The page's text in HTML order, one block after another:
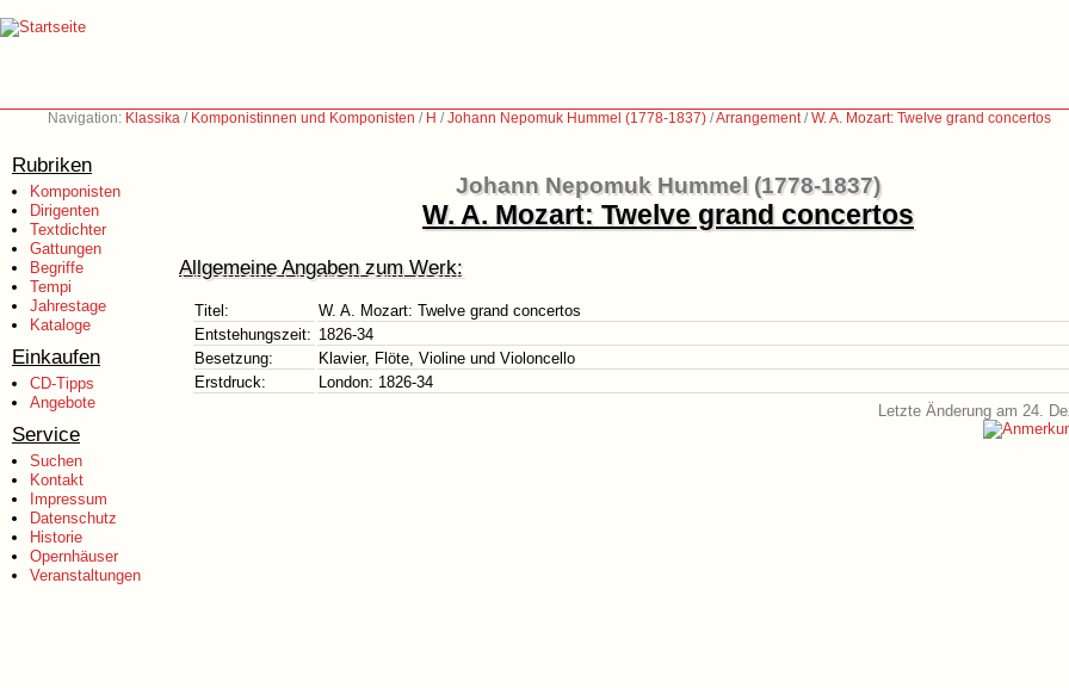
Navigation: Klassika / Komponistinnen und Komponisten / H /Johann Nepomuk Hummel (1778-1837) /Arrangement/W. A. Mozart: Twelve grand concertos
Rubriken
Komponisten
Dirigenten
Textdichter
Gattungen
Begriffe
Tempi
Jahrestage
Kataloge
Einkaufen
CD-Tipps
Angebote
Service
Suchen
Kontakt
Impressum
Datenschutz
Historie
Opernhäuser
Veranstaltungen
Johann Nepomuk Hummel (1778-1837)
W. A. Mozart: Twelve grand concertos
Allgemeine Angaben zum Werk:
Titel:
W. A. Mozart: Twelve grand concertos
Entstehungszeit: 1826-34
Besetzung:
Klavier, Flöte, Violine und Violoncello
Erstdruck:
London: 1826-34
Letzte Änderung am 24.